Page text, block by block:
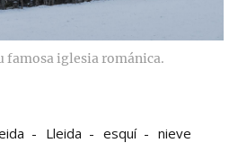
famosa iglesia románica.
Lleida esquí nieve